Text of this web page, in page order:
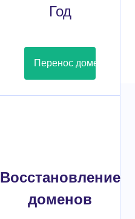
Год
Перенос домена
Восстановление
доменов